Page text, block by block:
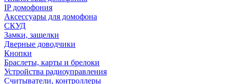
IP домофония
Аксессуары для домофона
СКУД
Замки, защелки
Дверные доводчики
Кнопки
Браслеты, карты и брелоки
Устройства радиоуправления
Считыватели, контроллеры